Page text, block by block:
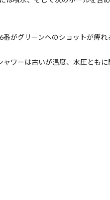
がグリーンへのショットが痺れ
ワーは古いが温度、水圧とも